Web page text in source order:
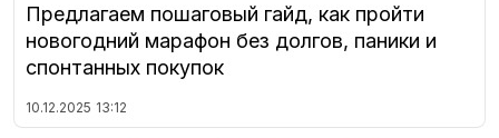
Предлагаем пошаговый гайд, как пройти
новогодний марафон без долгов, паники и
спонтанных покупок
10.12.2025 13:12